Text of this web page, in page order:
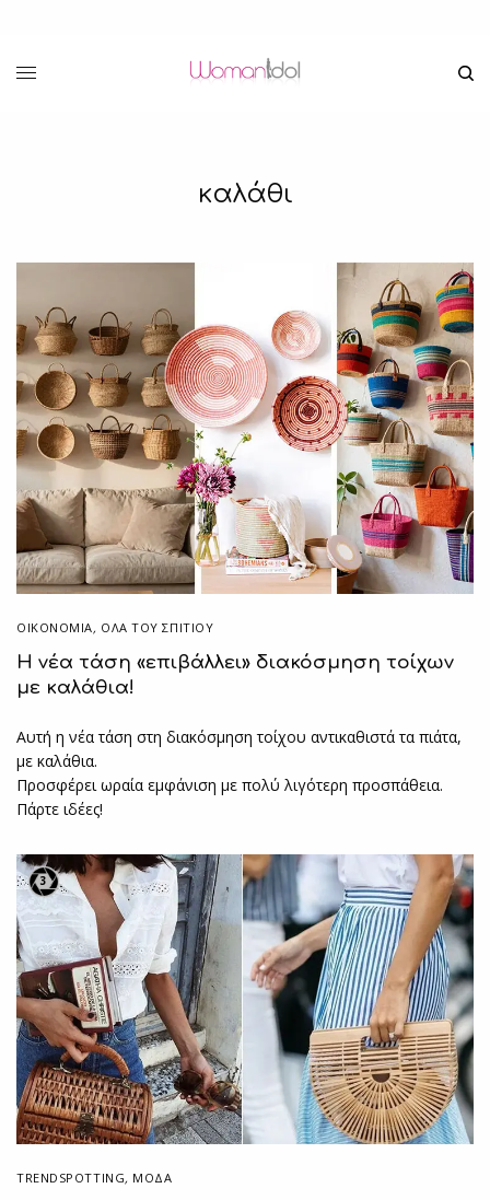
καλάθι
ΟΙΚΟΝΟΜΙΑ, ΌΛΑ ΤΟΥ ΣΠΙΤΙΟΥ
Η νέα τάση «επιβάλλει» διακόσμηση τοίχων
με καλάθια!
Αυτή η νέα τάση στη διακόσμηση τοίχου αντικαθιστά τα πιάτα,
με καλάθια.
Προσφέρει ωραία εμφάνιση με πολύ λιγότερη προσπάθεια.
Πάρτε ιδέες!
3
TRENDSPOTTING, ΜΟΔΑ